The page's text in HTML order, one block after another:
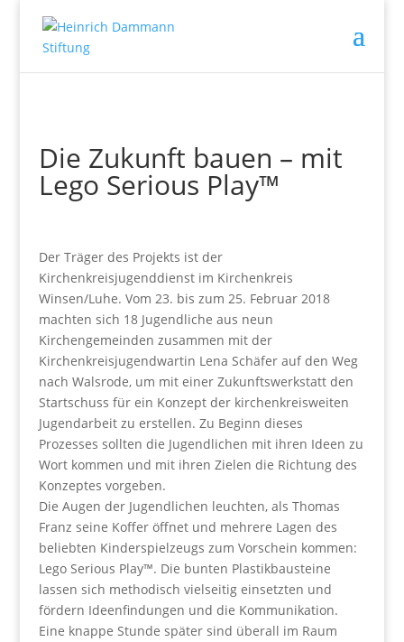
Die Zukunft bauen – mit
Lego Serious Play™
Der Träger des Projekts ist der
Kirchenkreisjugenddienst im Kirchenkreis
Winsen/Luhe. Vom 23. bis zum 25. Februar 2018
machten sich 18 Jugendliche aus neun
Kirchengemeinden zusammen mit der
Kirchenkreisjugendwartin Lena Schäfer auf den Weg
nach Walsrode, um mit einer Zukunftswerkstatt den
Startschuss für ein Konzept der kirchenkreisweiten
Jugendarbeit zu erstellen. Zu Beginn dieses
Prozesses sollten die Jugendlichen mit ihren Ideen zu
Wort kommen und mit ihren Zielen die Richtung des
Konzeptes vorgeben.
Die Augen der Jugendlichen leuchten, als Thomas
Franz seine Koffer öffnet und mehrere Lagen des
beliebten Kinderspielzeugs zum Vorschein kommen:
Lego Serious Play™. Die bunten Plastikbausteine
lassen sich methodisch vielseitig einsetzten und
fördern Ideenfindungen und die Kommunikation.
Eine knappe Stunde später sind überall im Raum